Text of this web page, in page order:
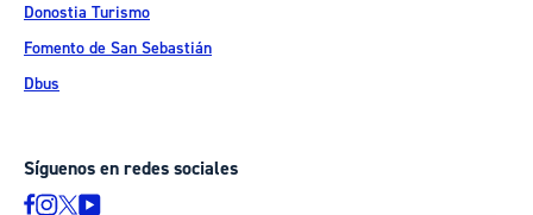
Donostia Turismo
Fomento de San Sebastián
Dbus
Síguenos en redes sociales